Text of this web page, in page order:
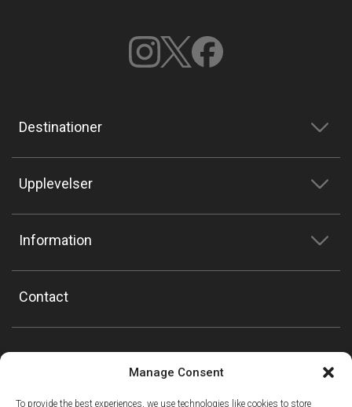
Manage Consent
To provide the best experiences, we use technologies like cookies to store
Destinationer
Upplevelser
Information
Contact